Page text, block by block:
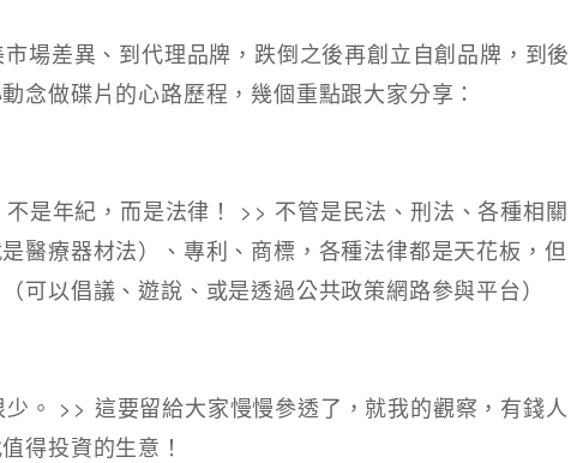
場差異、到代理品牌，跌倒之後再創立自創品牌，到後
念做碟片的心路歷程，幾個重點跟大家分享：
是年紀，而是法律！ >> 不管是民法、刑法、各種相關
醫療器材法）、專利、商標，各種法律都是天花板，但
可以倡議、遊說、或是透過公共政策網路參與平台）
。 >> 這要留給大家慢慢參透了，就我的觀察，有錢人
得投資的生意！